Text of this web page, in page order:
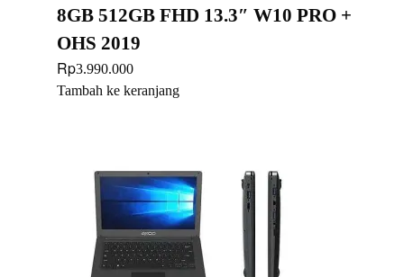
8GB 512GB FHD 13.3″ W10 PRO +
OHS 2019
Rp3.990.000
Tambah ke keranjang